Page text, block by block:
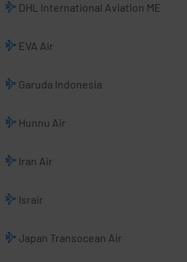
DHL International Aviation ME
EVA Air
Garuda Indonesia
Hunnu Air
Iran Air
Israir
Japan Transocean Air